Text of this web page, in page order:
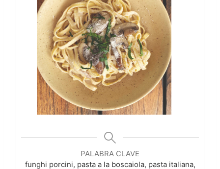
PALABRA CLAVE
funghi porcini, pasta a la boscaiola, pasta italiana,